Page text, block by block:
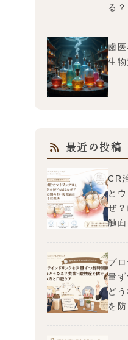
る？
歯
生
最近の投稿
CR
と
ぜ
触
プ
量
ど
を